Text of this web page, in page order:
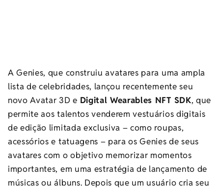
A Genies, que construiu avatares para uma ampla
lista de celebridades, lançou recentemente seu
novo Avatar 3D e Digital Wearables NFT SDK, que
permite aos talentos venderem vestuários digitais
de edição limitada exclusiva – como roupas,
acessórios e tatuagens – para os Genies de seus
avatares com o objetivo memorizar momentos
importantes, em uma estratégia de lançamento de
músicas ou álbuns. Depois que um usuário cria seu